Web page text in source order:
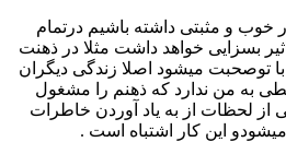
خوب و مثبتی داشته باشیم درتمام
بسزایی خواهد داشت مثلا در ذهنت
توصحبت میشود اصلا زندگی دیگران
به من ندارد که ذهنم را مشغول
از لحظات از به یاد آوردن خاطرات
این کار اشتباه است .